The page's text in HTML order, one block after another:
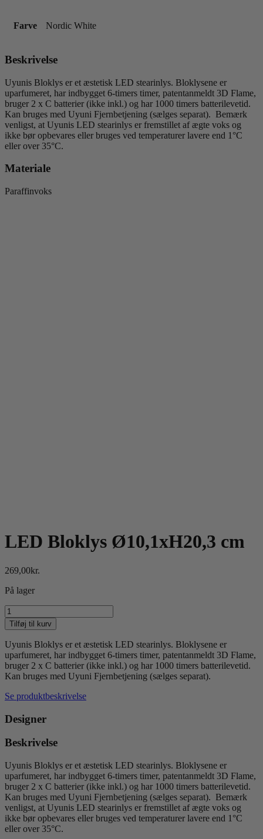
Farve Nordic White
Beskrivelse
Uyunis Bloklys er et æstetisk LED stearinlys. Bloklysene er
uparfumeret, har indbygget 6-timers timer, patentanmeldt 3D Flame,
bruger 2 x C batterier (ikke inkl.) og har 1000 timers batterilevetid.
Kan bruges med Uyuni Fjernbetjening (sælges separat). Bemærk
venligst, at Uyunis LED stearinlys er fremstillet af ægte voks og
ikke bør opbevares eller bruges ved temperaturer lavere end 1°C
eller over 35°C.
Materiale
Paraffinvoks
LED Bloklys Ø10,1xH20,3 cm
269,00kr.
På lager
LED
Bloklys
Ø10,1xH20,3
cm
antal
Tilføj til kurv
Uyunis Bloklys er et æstetisk LED stearinlys. Bloklysene er
uparfumeret, har indbygget 6-timers timer, patentanmeldt 3D Flame,
bruger 2 x C batterier (ikke inkl.) og har 1000 timers batterilevetid.
Kan bruges med Uyuni Fjernbetjening (sælges separat).
Se produktbeskrivelse
Designer
Beskrivelse
Uyunis Bloklys er et æstetisk LED stearinlys. Bloklysene er
uparfumeret, har indbygget 6-timers timer, patentanmeldt 3D Flame,
bruger 2 x C batterier (ikke inkl.) og har 1000 timers batterilevetid.
Kan bruges med Uyuni Fjernbetjening (sælges separat). Bemærk
venligst, at Uyunis LED stearinlys er fremstillet af ægte voks og
ikke bør opbevares eller bruges ved temperaturer lavere end 1°C
eller over 35°C.